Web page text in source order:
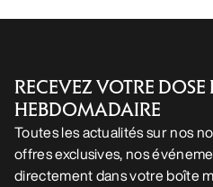
RECEVEZ VOTRE DOSE
HEBDOMADAIRE
Toutes les actualités sur nos
offres exclusives, nos
directement dans votre boîte